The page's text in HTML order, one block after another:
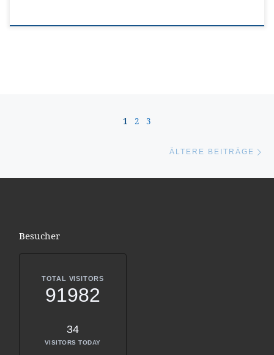
Beitragsnavigation
1 2 3
ÄLTERE BEITRÄGE
Besucher
TOTAL VISITORS
91982
34
VISITORS TODAY